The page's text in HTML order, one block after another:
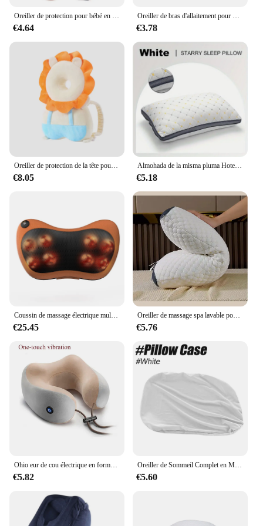
Oreiller de protection pour bébé en forme de U, siège de voiture de voyage, soutien de la tête et du cou, coussins de repos pour enfants nouveau-nés, coussin de sauna pour tout-petits de 0 à 3 ans, nouveau
€4.64
Oreiller de bras d'allaitement pour nouveau-né, soutien de la tête de bébé, berceau confortable, oreiller de bras, accessoires de soins pour bébé ALTERSoft
€3.78
Oreiller de protection de la tête pour bébé, coussin de sécurité pour tout-petit, anti-chute, oreiller de protection de la tête, coussin respirant élastique, sac à dos, 402
€8.05
Almohada de la misma pluma Hotel, Almohada de Cuello Tridimensionnel 138 DorPanier, Dortoir, Hôtel Aplicable, 1 u
€5.18
€25.45
Oreiller de massage spa lavable pour la maison, oreiller de soutien cervical, épingle à la maison, non collamentaire, cadeau
€5.76
€5.82
Oreiller de Sommeil Complet en Mousse à Mémoire de Forme, Doux, Orth4WD, étiez ération 3D du Cou, Micro Airball, Sommeil Profond
€5.60